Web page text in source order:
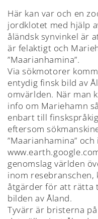
Här kan var och en
jordklotet med hjälp
åländsk synvinkel är
är felaktigt och
”Maarianhamina”.
Via sökmotorer
entydig finsk bild av
omvärlden. När man
info om Mariehamn
enbart till
eftersom
”Maarianhamina”
genomslag världen
inom resebranschen,
åtgärder för att rätta
bilden av Åland.
Tyvärr är bristerna